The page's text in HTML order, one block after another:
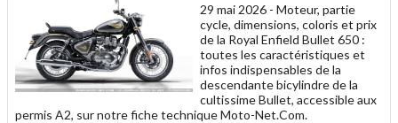
29 mai 2026 - Moteur, partie
cycle, dimensions, coloris et prix
de la Royal Enfield Bullet 650 :
toutes les caractéristiques et
infos indispensables de la
descendante bicylindre de la
cultissime Bullet, accessible aux
permis A2, sur notre fiche technique Moto-Net.Com.